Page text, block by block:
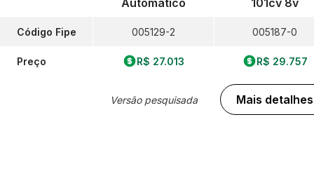
Código Fipe
Preço
Automatico
005129-2
R$ 27.013
Versão pesquisada
101cv 8v
005187-0
R$ 29.757
Mais detalhes